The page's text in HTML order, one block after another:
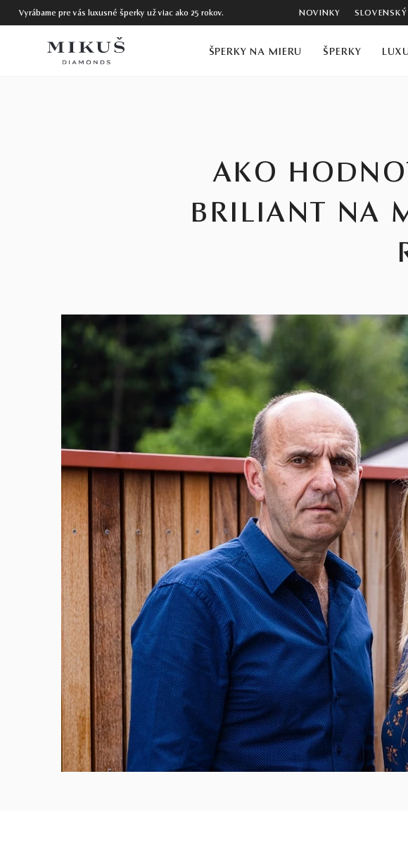
Vyrábame pre vás luxusné šperky už viac ako 25 rokov. NOVINKY
ŠPERKY NA MIERU ŠPERKY
AKO
BRILIANT NA